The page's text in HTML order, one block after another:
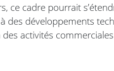
ce cadre pourrait
des développements
activités